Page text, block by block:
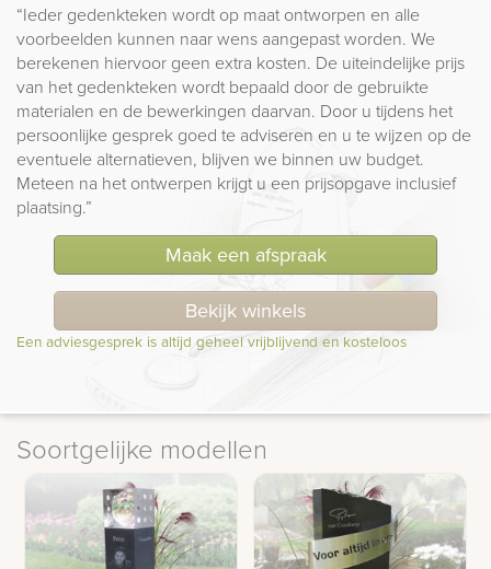
“Ieder gedenkteken wordt op maat ontworpen en alle
voorbeelden kunnen naar wens aangepast worden. We
berekenen hiervoor geen extra kosten. De uiteindelijke prijs
van het gedenkteken wordt bepaald door de gebruikte
materialen en de bewerkingen daarvan. Door u tijdens het
persoonlijke gesprek goed te adviseren en u te wijzen op de
eventuele alternatieven, blijven we binnen uw budget.
Meteen na het ontwerpen krijgt u een prijsopgave inclusief
plaatsing.”
Maak een afspraak
Bekijk winkels
Een adviesgesprek is altijd geheel vrijblijvend en kosteloos
Soortgelijke modellen